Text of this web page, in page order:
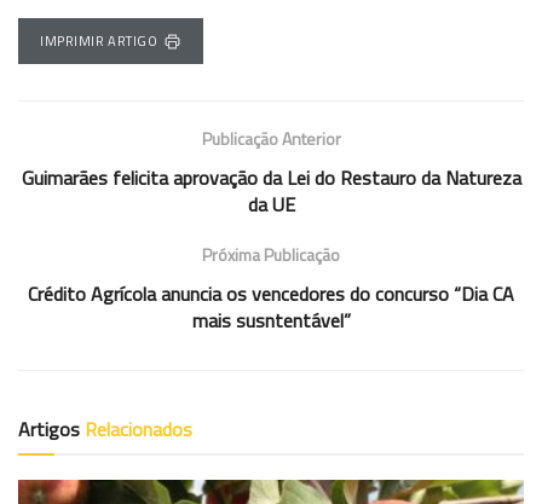
IMPRIMIR ARTIGO
Publicação Anterior
Guimarães felicita aprovação da Lei do Restauro da Natureza
da UE
Próxima Publicação
Crédito Agrícola anuncia os vencedores do concurso “Dia CA
mais susntentável”
Artigos Relacionados